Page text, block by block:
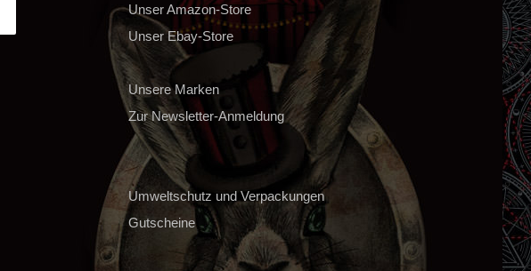
Unser Amazon-Store
Unser Ebay-Store
Unsere Marken
Zur Newsletter-Anmeldung
Umweltschutz und Verpackungen
Gutscheine